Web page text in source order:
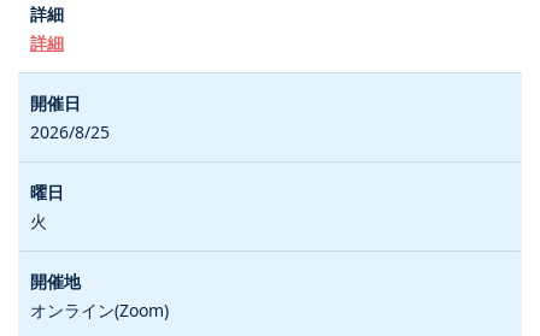
詳細
2026/8/25
火
オンライン(Zoom)